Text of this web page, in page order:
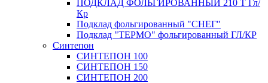
ПОДКЛАД ФОЛЬГИРОВАННЫЙ 210 Т Гл/
Кр
Подклад фольгированный "СНЕГ"
Подклад "ТЕРМО" фольгированный ГЛ/КР
Синтепон
СИНТЕПОН 100
СИНТЕПОН 150
СИНТЕПОН 200